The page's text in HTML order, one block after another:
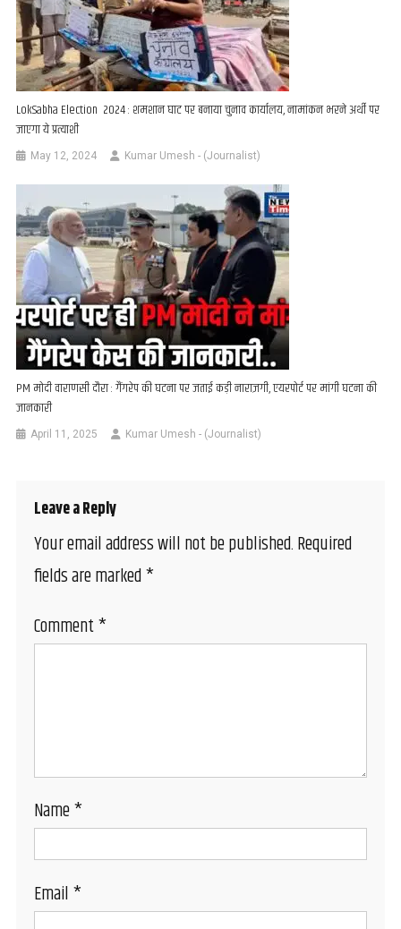
LokSabha Election 2024 : शमशान घाट पर बनाया चुनाव कार्यालय, नामांकन भरने अर्थी पर
जाएगा ये प्रत्याशी
May 12, 2024 Kumar Umesh - (Journalist)
PM मोदी वाराणसी दौरा : गैंगरेप की घटना पर जताई कड़ी नाराज़गी, एयरपोर्ट पर मांगी घटना की
जानकारी
April 11, 2025 Kumar Umesh - (Journalist)
Leave a Reply
Your email address will not be published.Required
fields are marked*
Comment*
Name*
Email*